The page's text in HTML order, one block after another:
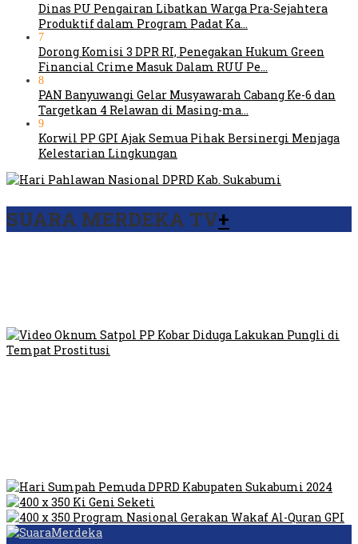
Dinas PU Pengairan Libatkan Warga Pra-Sejahtera
Produktif dalam Program Padat Ka…
7
Dorong Komisi 3 DPR RI, Penegakan Hukum Green
Financial Crime Masuk Dalam RUU Pe…
8
PAN Banyuwangi Gelar Musyawarah Cabang Ke-6 dan
Targetkan 4 Relawan di Masing-ma…
9
Korwil PP GPI Ajak Semua Pihak Bersinergi Menjaga
Kelestarian Lingkungan
SUARA MERDEKA TV+